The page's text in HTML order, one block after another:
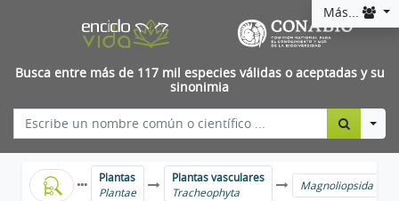
Más...
Busca entre más de 117 mil especies válidas o aceptadas y su
sinonimia
Plantas
Plantae
Plantas vasculares
Tracheophyta
Magnoliopsida